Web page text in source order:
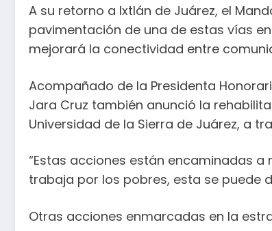
A su retorno a Ixtlán de Juárez, el
pavimentación de una de estas vías
mejorará la conectividad entre
Acompañado de la Presidenta
Jara Cruz también anunció la
Universidad de la Sierra de Juárez, a
“Estas acciones están encaminadas
trabaja por los pobres, esta se puede
Otras acciones enmarcadas en la